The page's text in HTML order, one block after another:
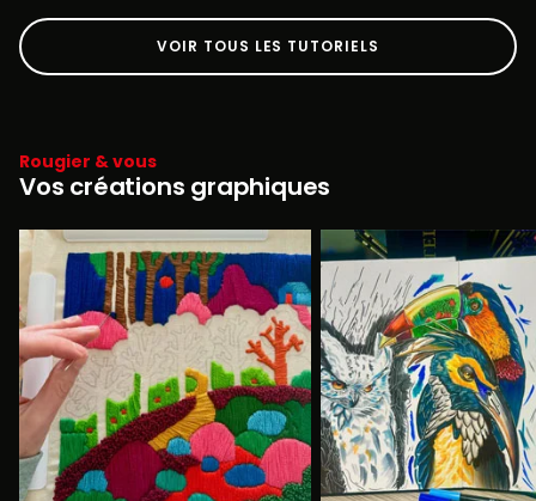
VOIR TOUS LES TUTORIELS
Rougier & vous
Vos créations graphiques